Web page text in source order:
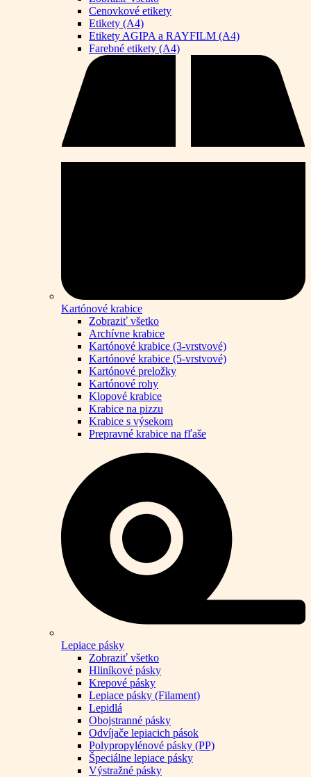
Cenovkové etikety
Etikety (A4)
Etikety AGIPA a RAYFILM (A4)
Farebné etikety (A4)
Kartónové krabice
Zobraziť všetko
Archívne krabice
Kartónové krabice (3-vrstvové)
Kartónové krabice (5-vrstvové)
Kartónové preložky
Kartónové rohy
Klopové krabice
Krabice na pizzu
Krabice s výsekom
Prepravné krabice na fľaše
Lepiace pásky
Zobraziť všetko
Hliníkové pásky
Krepové pásky
Lepiace pásky (Filament)
Lepidlá
Obojstranné pásky
Odvíjače lepiacich pások
Polypropylénové pásky (PP)
Špeciálne lepiace pásky
Výstražné pásky